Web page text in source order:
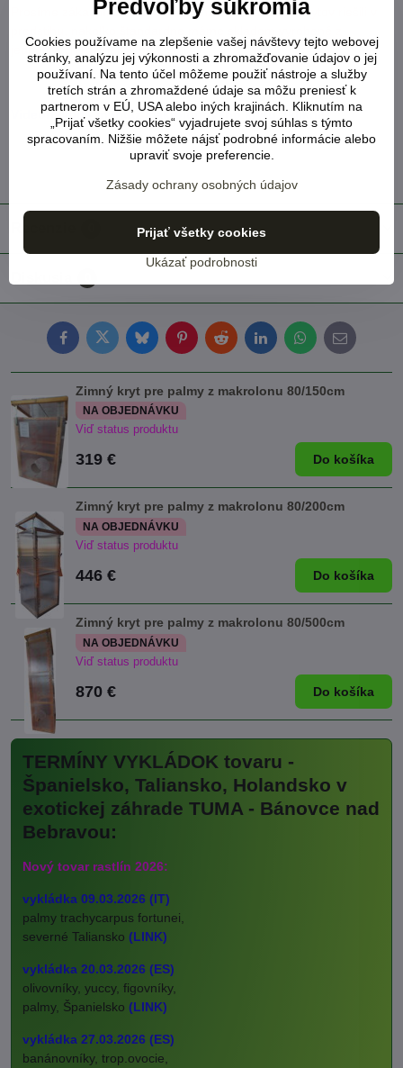
Prosíme zákazníkov, aby si objednávky viac kusov krytov riešili v
jednotlivých rozmerov po 1ks.
Videonávod - montáž makrolonového krytu. (klikni!)
FacebookTwitterBlueskyPinterestRedditLinkedInWhatsApp
E-
mail
Zimný kryt pre palmy z makrolonu 80/150cm
NA OBJEDNÁVKU
Viď status produktu
319 € Do košíka
Zimný kryt pre palmy z makrolonu 80/200cm
NA OBJEDNÁVKU
Viď status produktu
446 € Do košíka
Zimný kryt pre palmy z makrolonu 80/500cm
NA OBJEDNÁVKU
Viď status produktu
870 € Do košíka
TERMÍNY VYKLÁDOK tovaru -
Španielsko, Taliansko, Holandsko v
exotickej záhrade TUMA - Bánovce nad
Bebravou:
Nový tovar rastlín 2026:
vykládka 09.03.2026 (IT)
palmy trachycarpus fortunei,
severné Taliansko (LINK)
vykládka 20.03.2026 (ES)
olivovníky, yuccy, figovníky,
palmy, Španielsko (LINK)
vykládka 27.03.2026 (ES)
banánovníky, trop.ovocie,
Predvoľby súkromia
Cookies používame na zlepšenie vašej návštevy tejto webovej
stránky, analýzu jej výkonnosti a zhromažďovanie údajov o jej
používaní. Na tento účel môžeme použiť nástroje a služby
tretích strán a zhromaždené údaje sa môžu preniesť k
partnerom v EÚ, USA alebo iných krajinách. Kliknutím na
„Prijať všetky cookies“ vyjadrujete svoj súhlas s týmto
spracovaním. Nižšie môžete nájsť podrobné informácie alebo
upraviť svoje preferencie.
Zásady ochrany osobných údajov
Ukázať podrobnosti
Prijať všetky cookies